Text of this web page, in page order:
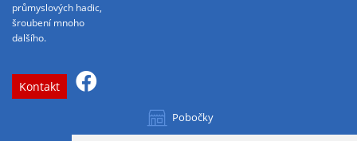
průmyslových hadic,
šroubení mnoho
dalšího.
Kontakt
Pobočky